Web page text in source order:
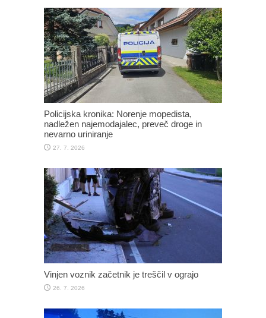
Policijska kronika: Norenje mopedista,
nadležen najemodajalec, preveč droge in
nevarno uriniranje
27. 7. 2026
Vinjen voznik začetnik je treščil v ograjo
26. 7. 2026